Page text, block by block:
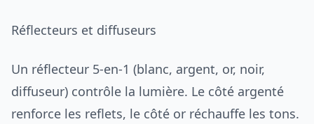
Réflecteurs et diffuseurs
Un réflecteur 5-en-1 (blanc, argent, or, noir,
diffuseur) contrôle la lumière. Le côté argenté
renforce les reflets, le côté or réchauffe les tons.